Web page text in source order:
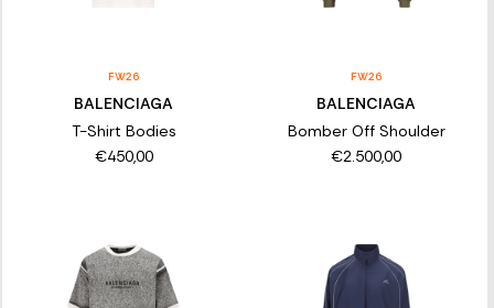
FW26
BALENCIAGA
T-Shirt Bodies
€450,00
FW26
BALENCIAGA
Bomber Off Shoulder
€2.500,00